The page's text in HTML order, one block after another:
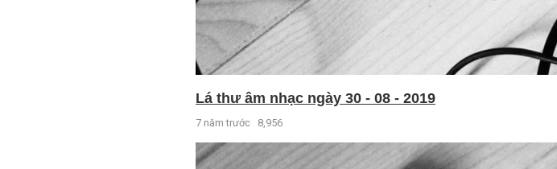
Lá thư âm nhạc ngày 30 - 08 - 2019
7 năm trước 8,956